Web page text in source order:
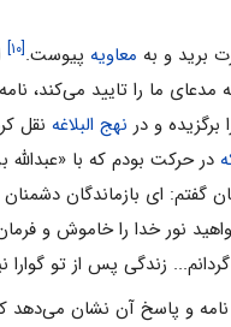
برید و به معاویه پیوست.[۱۰]
مدعای ما را تایید می‌کند،
و در نهج البلاغه نقل
در حرکت بودم که با
گفتم: ‌ای بازماندگان
نور خدا را خاموش و فرمان
زندگی پس از تو
و پاسخ آن نشان می‌دهد